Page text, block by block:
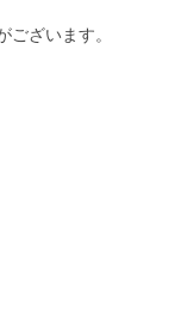
ざいます。